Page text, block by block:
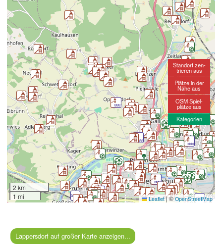
2 km
1 mi
Leaflet |©OpenStreetMap
Standort zen-
trieren aus
Plätze in der
Nähe aus
OSM Spiel-
plätze aus
Kategorien
Lappersdorf auf großer Karte anzeigen...